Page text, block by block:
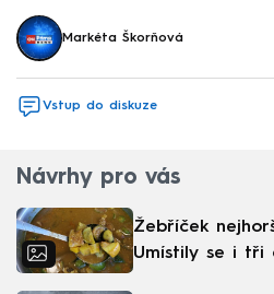
Markéta Škorňová
Vstup do diskuze
Návrhy pro vás
Žebříček
Umístily se i tři